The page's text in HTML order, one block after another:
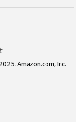
Amazon.com, Inc.